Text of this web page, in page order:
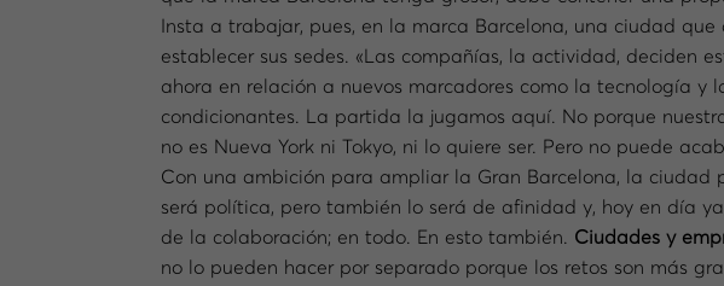
Insta a trabajar, pues, en la marca Barcelona, una ciudad
establecer sus sedes. «Las compañías, la actividad, deciden
ahora en relación a nuevos marcadores como la tecnología
condicionantes. La partida la jugamos aquí. No porque
no es Nueva York ni Tokyo, ni lo quiere ser. Pero no puede
Con una ambición para ampliar la Gran Barcelona, la ciudad
será política, pero también lo será de afinidad y, hoy en día
de la colaboración; en todo. En esto también. Ciudades y
no lo pueden hacer por separado porque los retos son más